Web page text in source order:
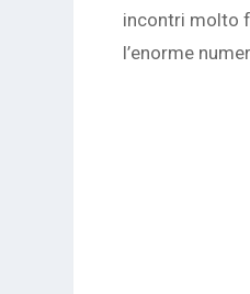
incontri molto
l’enorme